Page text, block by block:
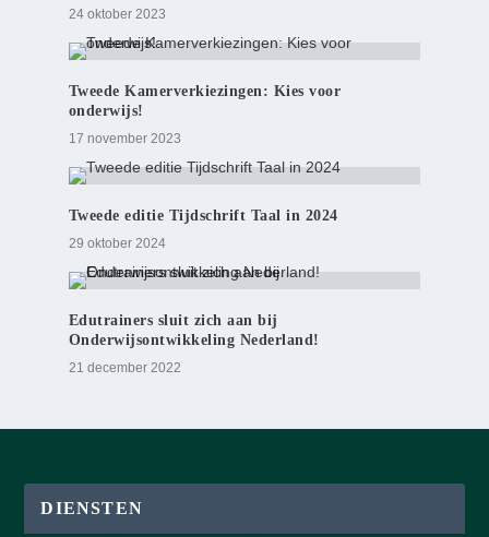
24 oktober 2023
Tweede Kamerverkiezingen: Kies voor
onderwijs!
17 november 2023
Tweede editie Tijdschrift Taal in 2024
29 oktober 2024
Edutrainers sluit zich aan bij
Onderwijsontwikkeling Nederland!
21 december 2022
DIENSTEN